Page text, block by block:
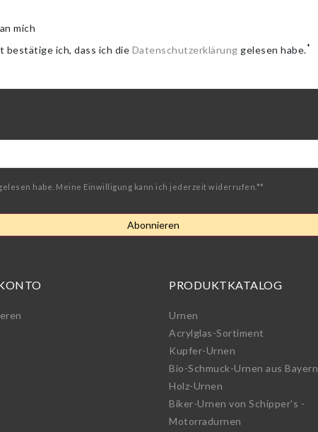
mich
bestätige ich, dass ich die Daten­schutz­erklärung gelesen habe.*
habe. Meine Einwilligung kann ich jederzeit widerrufen.**
Abonnieren
PRODUKTKATALOG
Urnen
Acrylglas-Sortiment
Kupfer-Urnen
Bio-Schmuck-Urnen aus Bayern
Holz-Urnen
Biker-Urnen von Schipper's -
Motorradurnen